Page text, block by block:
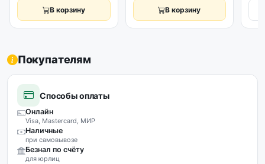
В корзину В корзину
Покупателям
Способы оплаты
Онлайн
Visa, Mastercard, МИР
Наличные
при самовывозе
Безнал по счёту
для юрлиц